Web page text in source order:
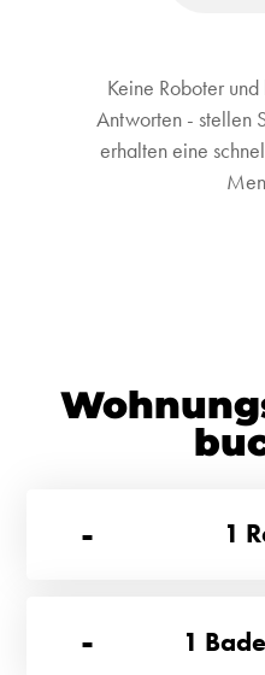
Keine Roboter
Antworten - stellen
erhalten eine
-
1
- 1